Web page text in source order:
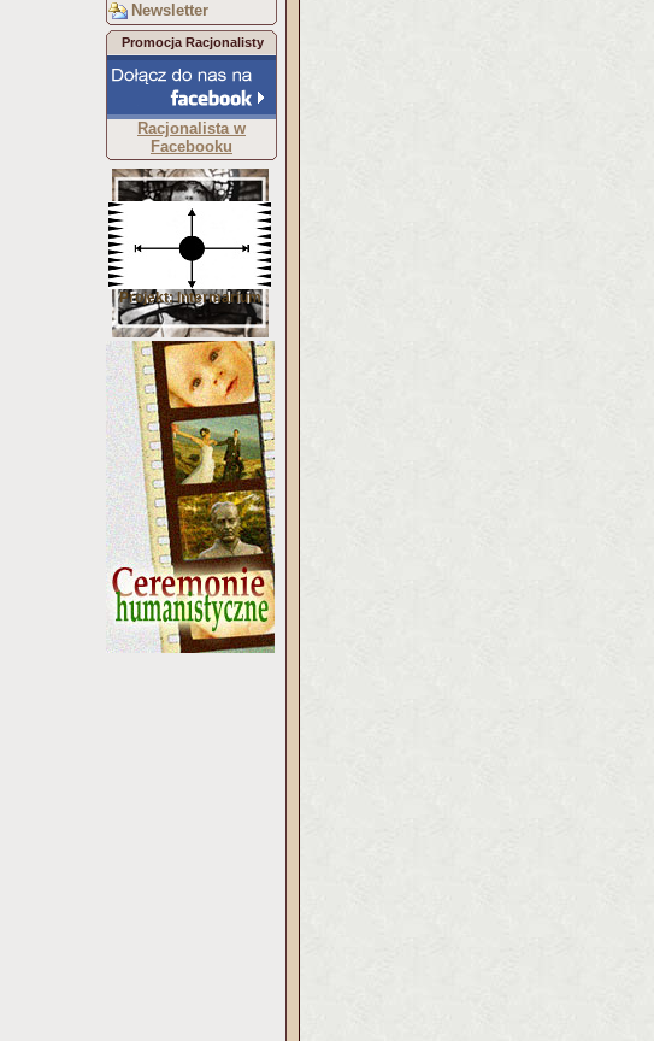
Newsletter
Promocja Racjonalisty
Racjonalista w
Facebooku